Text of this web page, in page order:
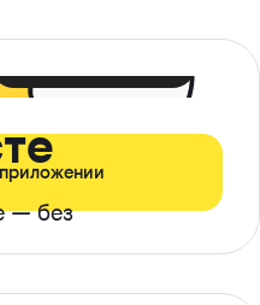
— без